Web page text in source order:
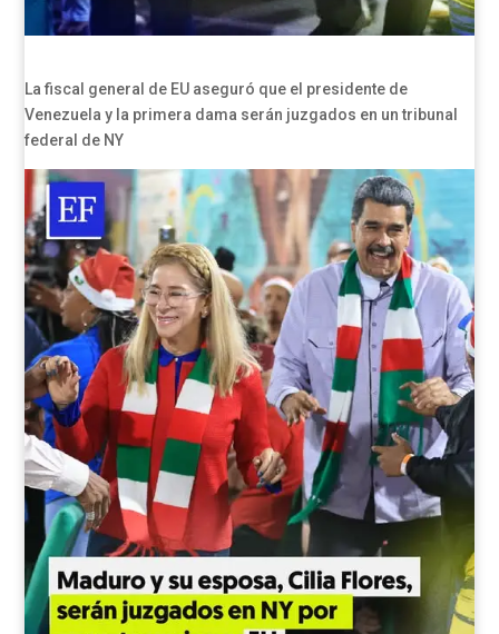
La fiscal general de EU aseguró que el presidente de
Venezuela y la primera dama serán juzgados en un tribunal
federal de NY